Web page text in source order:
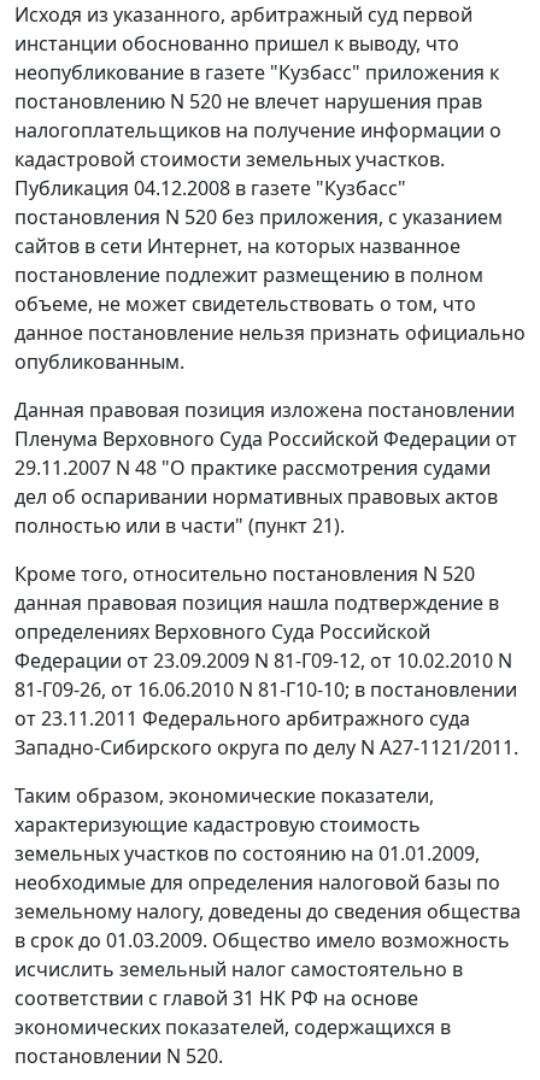
Исходя из указанного, арбитражный суд первой
инстанции обоснованно пришел к выводу, что
неопубликование в газете "Кузбасс" приложения к
постановлению N 520 не влечет нарушения прав
налогоплательщиков на получение информации о
кадастровой стоимости земельных участков.
Публикация 04.12.2008 в газете "Кузбасс"
постановления N 520 без приложения, с указанием
сайтов в сети Интернет, на которых названное
постановление подлежит размещению в полном
объеме, не может свидетельствовать о том, что
данное постановление нельзя признать официально
опубликованным.
Данная правовая позиция изложена постановлении
Пленума Верховного Суда Российской Федерации от
29.11.2007 N 48 "О практике рассмотрения судами
дел об оспаривании нормативных правовых актов
полностью или в части" (пункт 21).
Кроме того, относительно постановления N 520
данная правовая позиция нашла подтверждение в
определениях Верховного Суда Российской
Федерации от 23.09.2009 N 81-Г09-12, от 10.02.2010 N
81-Г09-26, от 16.06.2010 N 81-Г10-10; в постановлении
от 23.11.2011 Федерального арбитражного суда
Западно-Сибирского округа по делу N А27-1121/2011.
Таким образом, экономические показатели,
характеризующие кадастровую стоимость
земельных участков по состоянию на 01.01.2009,
необходимые для определения налоговой базы по
земельному налогу, доведены до сведения общества
в срок до 01.03.2009. Общество имело возможность
исчислить земельный налог самостоятельно в
соответствии с главой 31 НК РФ на основе
экономических показателей, содержащихся в
постановлении N 520.